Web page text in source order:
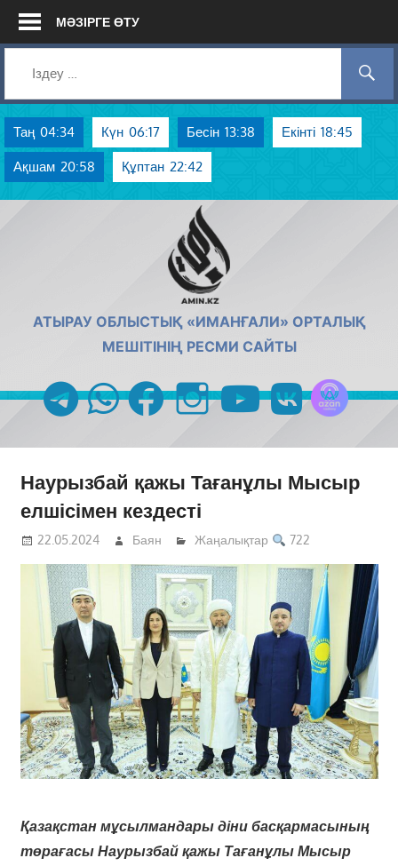
Skip
МӘЗІРГЕ ӨТУ
Таң 04:34 Күн 06:17 Бесін 13:38 Екінті 18:45
Ақшам 20:58 Құптан 22:42
АТЫРАУ ОБЛЫСТЫҚ «ИМАНҒАЛИ» ОРТАЛЫҚ
МЕШІТІНІҢ РЕСМИ САЙТЫ
telegramwhatsappfacebookinstagramyoutubevk
Наурызбай қажы Тағанұлы Мысыр
елшісімен кездесті
22.05.2024 Баян Жаңалықтар 722
Қазақстан мұсылмандары діни басқармасының
төрағасы Наурызбай қажы Тағанұлы Мысыр